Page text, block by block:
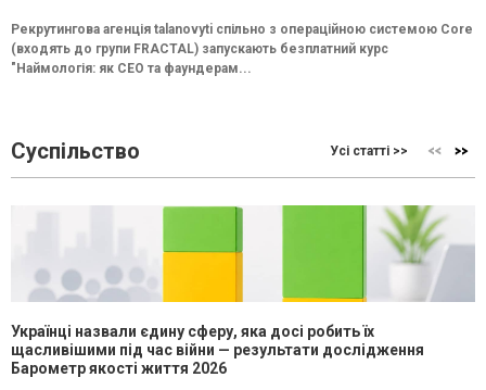
Рекрутингова агенція talanovyti спільно з операційною системою Core
(входять до групи FRACTAL) запускають безплатний курс
"Наймологія: як СEO та фаундерам...
Суспільство Усі статті >>
Українці назвали єдину сферу, яка досі робить їх
щасливішими під час війни — результати дослідження
Барометр якості життя 2026